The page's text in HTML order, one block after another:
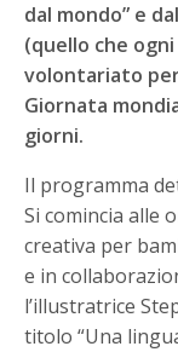
dal mondo” e
(quello che
volontariato
Giornata
giorni.
Il programma
Si comincia alle
creativa per
e in
l’illustratrice
titolo “Una